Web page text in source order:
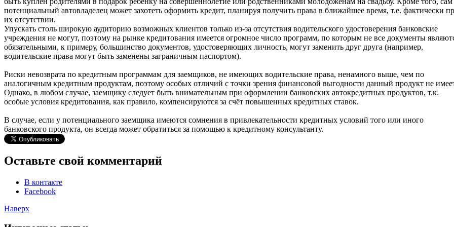
потенциальный автовладелец может захотеть оформить кредит, планируя получить права в ближайшее время, т.е. фактически
их отсутствии.
Упускать столь широкую аудиторию возможных клиентов только из-за отсутствия водительского удостоверения банковские
учреждения не могут, поэтому на рынке кредитования имеется огромное число программ, по которым не все документы
обязательными, к примеру, большинство документов, удостоверяющих личность, могут заменить друг друга (например,
водительские права могут быть заменены заграничным паспортом).
Риски невозврата по кредитным программам для заемщиков, не имеющих водительские права, ненамного выше, чем по
аналогичным кредитным продуктам, поэтому особых отличий с точки зрения финансовой выгодности данный продукт не
Однако, в любом случае, заемщику следует быть внимательным при оформлении банковских автокредитных продуктов, т.к.
особые условия кредитования, как правило, компенсируются за счёт повышенных кредитных ставок.
В случае, если у потенциального заемщика имеются сомнения в привлекательности кредитных условий того или иного
банковского продукта, он всегда может обратиться за помощью к кредитному консультанту.
Оставьте свой комментарий
В контакте
Facebook
Наверх